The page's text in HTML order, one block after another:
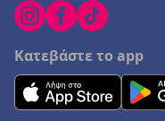
Κατεβάστε το app